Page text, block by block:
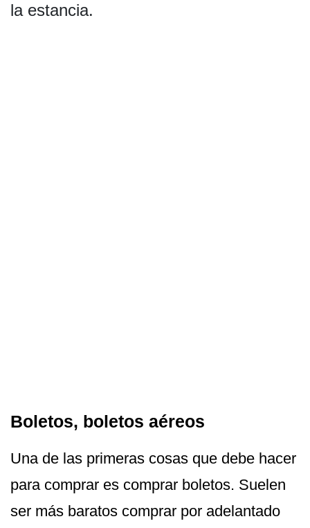
la estancia.
Boletos, boletos aéreos
Una de las primeras cosas que debe hacer
para comprar es comprar boletos. Suelen
ser más baratos comprar por adelantado